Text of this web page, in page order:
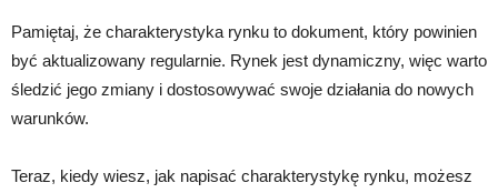
Pamiętaj, że charakterystyka rynku to dokument, który powinien
być aktualizowany regularnie. Rynek jest dynamiczny, więc warto
śledzić jego zmiany i dostosowywać swoje działania do nowych
warunków.
Teraz, kiedy wiesz, jak napisać charakterystykę rynku, możesz